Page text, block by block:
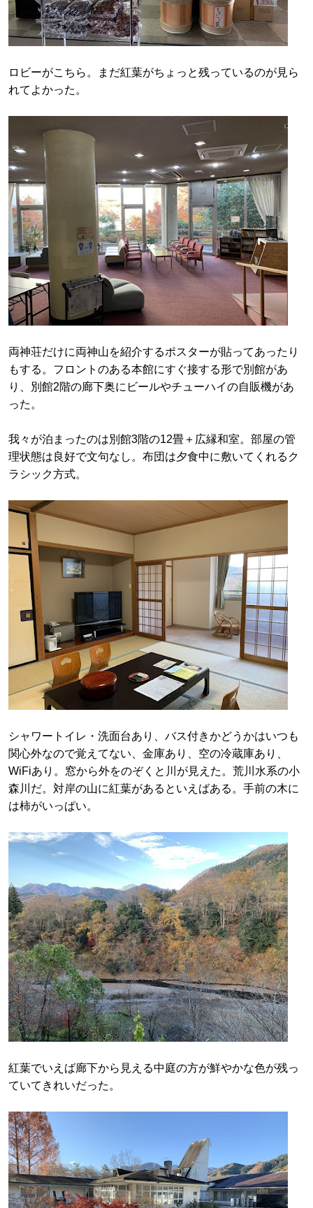
ロビーがこちら。まだ紅葉がちょっと残っているのが見ら
れてよかった。
両神荘だけに両神山を紹介するポスターが貼ってあったり
もする。フロントのある本館にすぐ接する形で別館があ
り、別館2階の廊下奥にビールやチューハイの自販機があ
った。
我々が泊まったのは別館3階の12畳＋広縁和室。部屋の管
理状態は良好で文句なし。布団は夕食中に敷いてくれるク
ラシック方式。
シャワートイレ・洗面台あり、バス付きかどうかはいつも
関心外なので覚えてない、金庫あり、空の冷蔵庫あり、
WiFiあり。窓から外をのぞくと川が見えた。荒川水系の小
森川だ。対岸の山に紅葉があるといえばある。手前の木に
は柿がいっぱい。
紅葉でいえば廊下から見える中庭の方が鮮やかな色が残っ
ていてきれいだった。